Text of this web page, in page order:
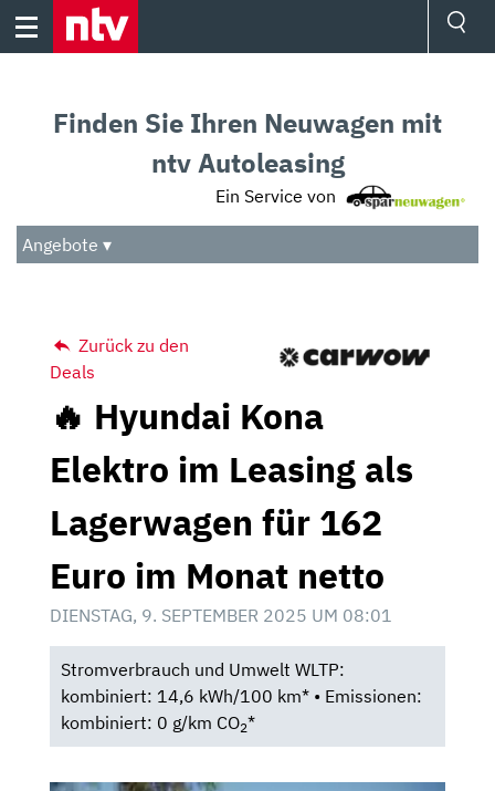
Skip
Audio
Das Beste
Finden Sie Ihren Neuwagen mit
ntv Autoleasing
Ein Service von
Angebote ▾
Zurück zu den
Deals
🔥 Hyundai Kona
Elektro im Leasing als
Lagerwagen für 162
Euro im Monat netto
DIENSTAG, 9. SEPTEMBER 2025 UM 08:01
Stromverbrauch und Umwelt WLTP:
kombiniert: 14,6 kWh/100 km* • Emissionen:
kombiniert: 0 g/km CO2*